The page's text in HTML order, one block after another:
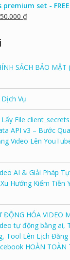
premium set - FREE
₫
SÁCH BẢO MẬT
Vụ
File
API v3 – Bước
Video Lên
AI & Giải Pháp
Hướng Kiếm Tiền
ĐỘNG HÓA VIDEO
tự động bằng ai,
Tool Lên Lịch Đăng
HOÀN TOÀN